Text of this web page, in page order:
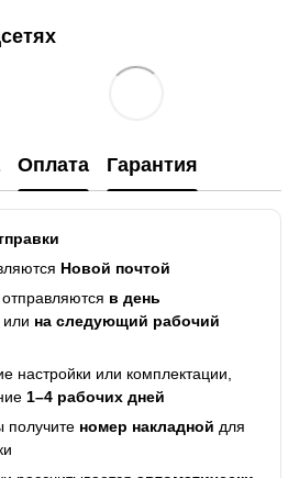
Оплата Гарантия
Новой почтой
в день
или на следующий рабочий
или комплектации,
1–4 рабочих дней
номер накладной для